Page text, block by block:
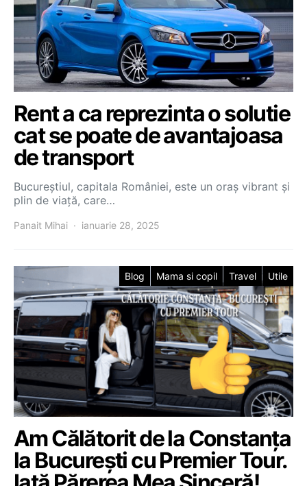
Rent a ca reprezinta o solutie
cat se poate de avantajoasa
de transport
Bucureștiul, capitala României, este un oraș vibrant și
plin de viață, care…
Panait Mihai ianuarie 28, 2025
Blog Mama si copil Travel Utile
Am Călătorit de la Constanța
la București cu Premier Tour.